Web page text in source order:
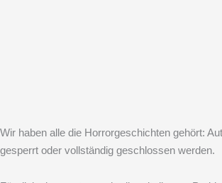
Wir haben alle die Horrorgeschichten gehört:
gesperrt oder vollständig geschlossen werden.